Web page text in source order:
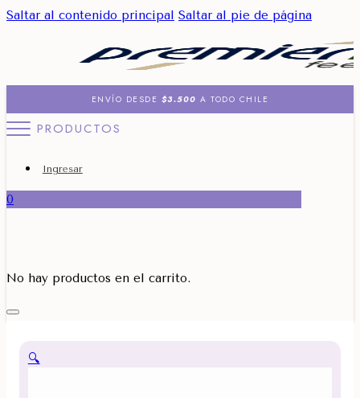
Saltar al contenido principal Saltar al pie de página
ENVÍO DESDE $3.500 A TODO CHILE
PRODUCTOS
Ingresar
0
No hay productos en el carrito.
🔍